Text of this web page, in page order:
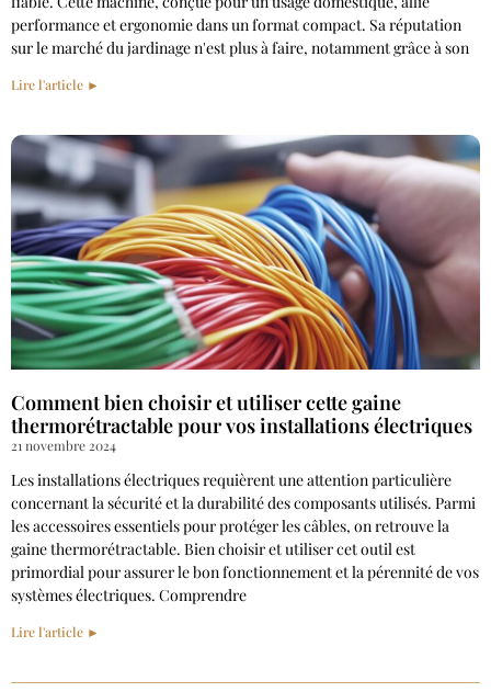
performance et ergonomie dans un format compact. Sa réputation
sur le marché du jardinage n'est plus à faire, notamment grâce à son
Lire l'article ►
Comment bien choisir et utiliser cette gaine
thermorétractable pour vos installations électriques
21 novembre 2024
Les installations électriques requièrent une attention particulière
concernant la sécurité et la durabilité des composants utilisés. Parmi
les accessoires essentiels pour protéger les câbles, on retrouve la
gaine thermorétractable. Bien choisir et utiliser cet outil est
primordial pour assurer le bon fonctionnement et la pérennité de vos
systèmes électriques. Comprendre
Lire l'article ►